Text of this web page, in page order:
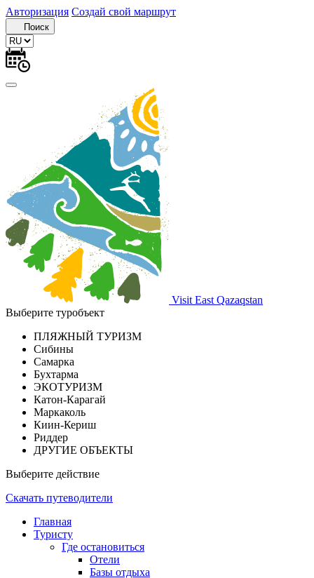
Авторизация Создай свой маршрут
Поиск
Visit East Qazaqstan
Выберите туробъект
ПЛЯЖНЫЙ ТУРИЗМ
Сибины
Самарка
Бухтарма
ЭКОТУРИЗМ
Катон-Карагай
Маркаколь
Киин-Кериш
Риддер
ДРУГИЕ ОБЪЕКТЫ
Выберите действие
Скачать путеводители
Главная
Туристу
Где остановиться
Отели
Базы отдыха